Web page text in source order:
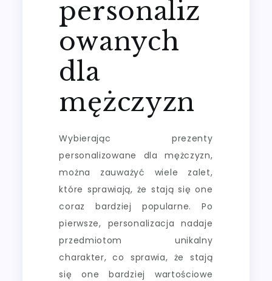
personaliz
owanych
dla
mężczyzn
Wybierając prezenty
personalizowane dla mężczyzn,
można zauważyć wiele zalet,
które sprawiają, że stają się one
coraz bardziej popularne. Po
pierwsze, personalizacja nadaje
przedmiotom unikalny
charakter, co sprawia, że stają
się one bardziej wartościowe